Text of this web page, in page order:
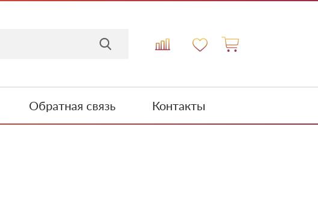
Обратная связь Контакты